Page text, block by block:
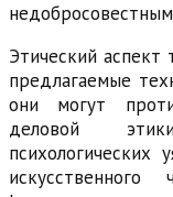
Этический
предлагаемые
они могут
деловой
психологических